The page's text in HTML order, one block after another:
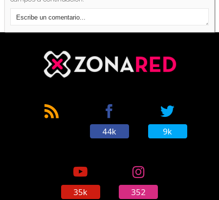
Fans de Batman inician petición para que Zack
El primer guion de 'The Batman' incluía la
aparición de varios villanos
'The Batman' podría retrasarse a 2019 y contar
con un guión totalmente nuevo (09/02/2017)
44k 9k
35k 352